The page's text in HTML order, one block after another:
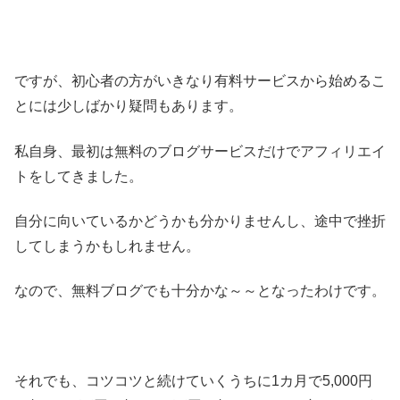
ですが、初心者の方がいきなり有料サービスから始めるこ
とには少しばかり疑問もあります。
私自身、最初は無料のブログサービスだけでアフィリエイ
トをしてきました。
自分に向いているかどうかも分かりませんし、途中で挫折
してしまうかもしれません。
なので、無料ブログでも十分かな～～となったわけです。
それでも、コツコツと続けていくうちに1カ月で5,000円